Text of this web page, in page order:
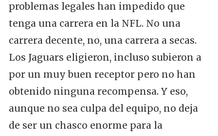
problemas legales han impedido que
tenga una carrera en la NFL. No una
carrera decente, no, una carrera a secas.
Los Jaguars eligieron, incluso subieron a
por un muy buen receptor pero no han
obtenido ninguna recompensa. Y eso,
aunque no sea culpa del equipo, no deja
de ser un chasco enorme para la